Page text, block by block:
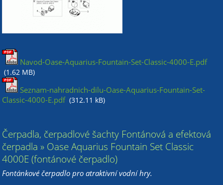
Navod-Oase-Aquarius-Fountain-Set-Classic-4000-E.pdf
(1.62 MB)
Seznam-nahradnich-dilu-Oase-Aquarius-Fountain-Set-
Classic-4000-E.pdf (312.11 kB)
Čerpadla, čerpadlové šachty Fontánová a efektová
čerpadla » Oase Aquarius Fountain Set Classic
4000E (fontánové čerpadlo)
Fontánkové čerpadlo pro atraktivní vodní hry.